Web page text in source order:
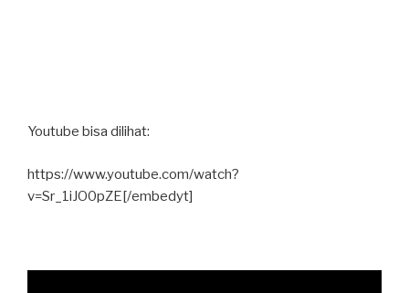
Youtube bisa dilihat:
https://www.youtube.com/watch?
v=Sr_1iJO0pZE[/embedyt]